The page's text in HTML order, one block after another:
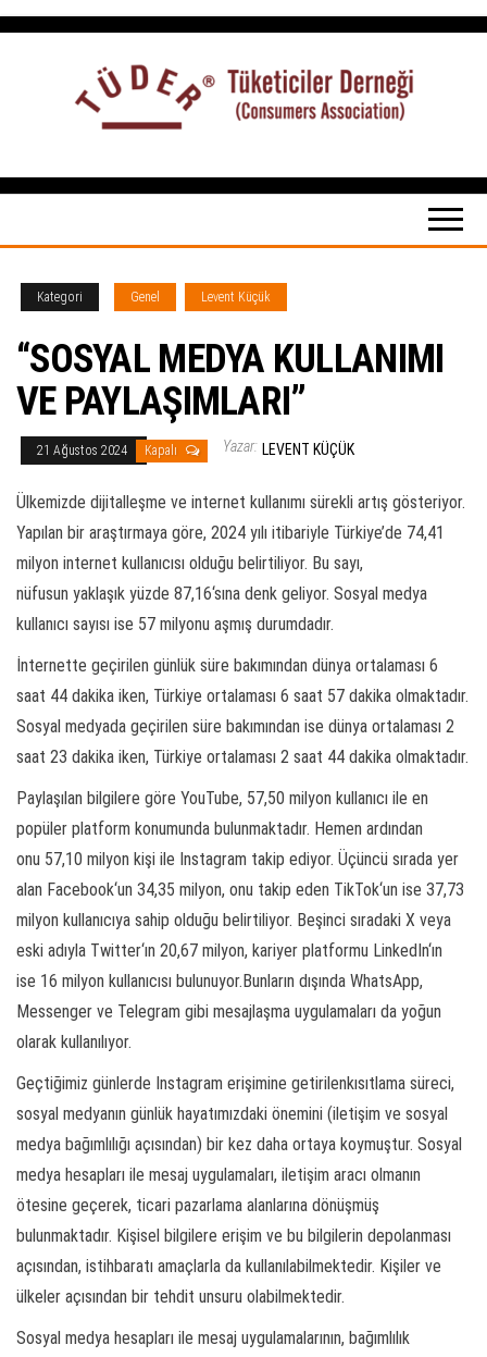
İçeriğe
Tüketiciler
tuketicilerdernegi.org.tr
Kategori Genel Levent Küçük
“SOSYAL MEDYA KULLANIMI
VE PAYLAŞIMLARI”
21 Ağustos 2024 Kapalı Yazar: LEVENT KÜÇÜK
Ülkemizde dijitalleşme ve internet kullanımı sürekli artış gösteriyor.
Yapılan bir araştırmaya göre, 2024 yılı itibariyle Türkiye’de 74,41
milyon internet kullanıcısı olduğu belirtiliyor. Bu sayı,
nüfusun yaklaşık yüzde 87,16‘sına denk geliyor. Sosyal medya
kullanıcı sayısı ise 57 milyonu aşmış durumdadır.
İnternette geçirilen günlük süre bakımından dünya ortalaması 6
saat 44 dakika iken, Türkiye ortalaması 6 saat 57 dakika olmaktadır.
Sosyal medyada geçirilen süre bakımından ise dünya ortalaması 2
saat 23 dakika iken, Türkiye ortalaması 2 saat 44 dakika olmaktadır.
Paylaşılan bilgilere göre YouTube, 57,50 milyon kullanıcı ile en
popüler platform konumunda bulunmaktadır. Hemen ardından
onu 57,10 milyon kişi ile Instagram takip ediyor. Üçüncü sırada yer
alan Facebook‘un 34,35 milyon, onu takip eden TikTok‘un ise 37,73
milyon kullanıcıya sahip olduğu belirtiliyor. Beşinci sıradaki X veya
eski adıyla Twitter‘ın 20,67 milyon, kariyer platformu LinkedIn‘ın
ise 16 milyon kullanıcısı bulunuyor.Bunların dışında WhatsApp,
Messenger ve Telegram gibi mesajlaşma uygulamaları da yoğun
olarak kullanılıyor.
Geçtiğimiz günlerde Instagram erişimine getirilenkısıtlama süreci,
sosyal medyanın günlük hayatımızdaki önemini (iletişim ve sosyal
medya bağımlılığı açısından) bir kez daha ortaya koymuştur. Sosyal
medya hesapları ile mesaj uygulamaları, iletişim aracı olmanın
ötesine geçerek, ticari pazarlama alanlarına dönüşmüş
bulunmaktadır. Kişisel bilgilere erişim ve bu bilgilerin depolanması
açısından, istihbaratı amaçlarla da kullanılabilmektedir. Kişiler ve
ülkeler açısından bir tehdit unsuru olabilmektedir.
Sosyal medya hesapları ile mesaj uygulamalarının, bağımlılık